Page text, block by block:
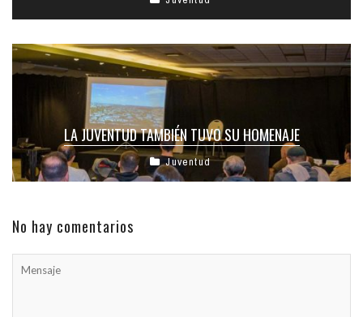
LA JUVENTUD TAMBIÉN TUVO SU HOMENAJE
Juventud
No hay comentarios